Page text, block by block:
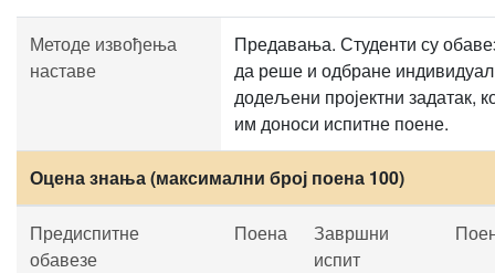
Методе извођења
наставе
Предавања. Студенти су
да реше и одбране
додељени пројектни задатак,
им доноси испитне поене.
Оцена знања (максимални број поена 100)
Предиспитне
обавезе
Поена
Завршни
испит